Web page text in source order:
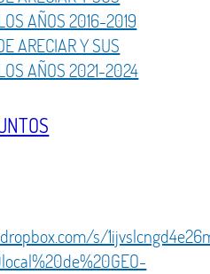
AÑOS 2016-2019
ARECIAR Y SUS
AÑOS 2021-2024
s/